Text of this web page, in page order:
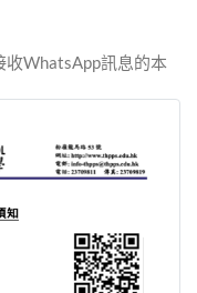
收WhatsApp訊息的本